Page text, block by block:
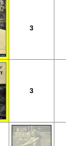
3
3